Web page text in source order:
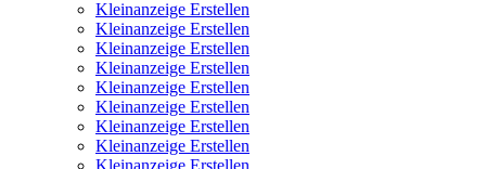
Kleinanzeige Erstellen
Kleinanzeige Erstellen
Kleinanzeige Erstellen
Kleinanzeige Erstellen
Kleinanzeige Erstellen
Kleinanzeige Erstellen
Kleinanzeige Erstellen
Kleinanzeige Erstellen
Kleinanzeige Erstellen